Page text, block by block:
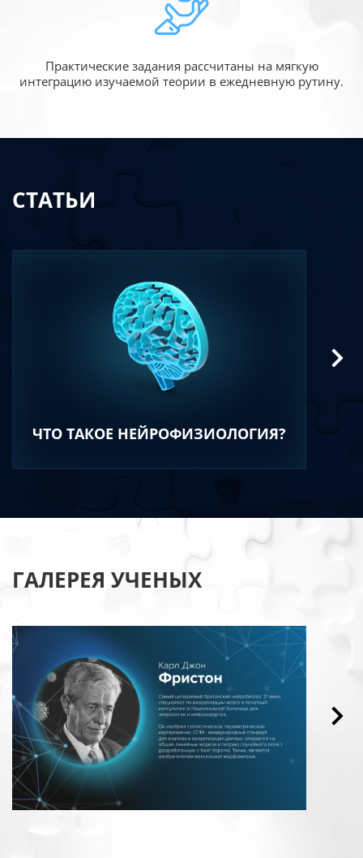
Практические задания рассчитаны на мягкую
интеграцию изучаемой теории в ежедневную рутину.
СТАТЬИ
ЧТО ТАКОЕ НЕЙРОФИЗИОЛОГИЯ?
ГАЛЕРЕЯ УЧЕНЫХ